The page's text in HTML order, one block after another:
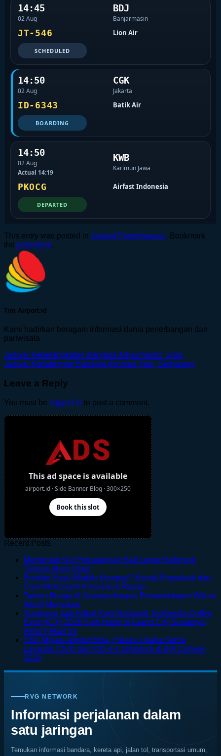
This entry was posted in Jadwal Penerbangan. Bookmark
the permalink.
Tim Airport.id
Kami hadirkan beragam informasi dunia penerbangan dan
pariwisata
Jadwal Keberangkatan Bandara Adisumarmo, Solo
Jadwal Kedatangan Bandara Achmad Yani, Semarang
Leave a Reply
You must be logged in to post a comment.
Recent Posts
Menikmati Sisi Petualangan Bali Lewat Rafting di
Tengah Alam Ubud
Comments
on
Menikmati
Petualangan
Bali
Rafting
di
Ubud
Furnitur Kayu Mudah Keropos? Kenali Penyebab dan
Cara Mencegah Kerusakan RayapNo
Comments
Furnitur
Kayu
Keropos?
Kenali
Cara
Taman Bunga di Jepang dengan Pemandangan Warna
Warni Memukau
Comments
on
Bunga
di
Pemandangan
Surabaya Jadi Kiblat Kopi Nasional, Indonesia Coffee
Expo (ICX) 2026 Siap Hadir di Grand City Surabaya
Akhir Pekan Ini
Comments
on
Kiblat
Nasional,
Indonesia
Coffee
Expo
(ICX)
2026
Siap
SKK Migas Jemput Bola, Pelaku Usaha Serbu
Layanan CIVD dan IOG e-Commerce di IPA Convex
2026No
on
Migas
Jemput
Bola,
Pelaku
Usaha
Serbu
Layanan
RVG NETWORK
Informasi perjalanan dalam
satu jaringan
Temukan informasi bandara, kereta api, jalan tol, transportasi umum,